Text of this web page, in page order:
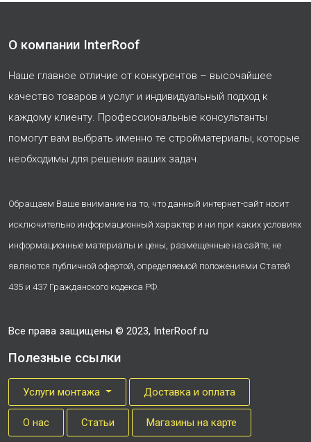
О компании InterRoof
Наше главное отличие от конкурентов – высочайшее
качество товаров и услуг и индивидуальный подход к
каждому клиенту. Профессиональные консультанты
помогут вам выбрать именно те стройматериалы, которые
необходимы для решения ваших задач.
Обращаем Ваше внимание на то, что данный интернет-сайт носит
исключительно информационный характер и ни при каких условиях
информационные материалы и цены, размещенные на сайте, не
являются публичной офертой, определяемой положениями Статей
435 и 437 Гражданского кодекса РФ.
Все права защищены © 2023, InterRoof.ru
Полезные ссылки
Услуги монтажа Доставка и оплата
О нас Cтатьи Магазины на карте